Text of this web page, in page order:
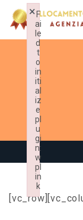
F
ai
le
d
t
o
in
iti
al
iz
e
pl
u
gi
n:
w
pl
in
k
×
Failed to